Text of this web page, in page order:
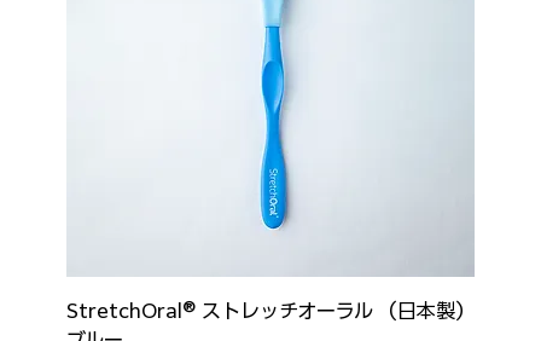
StretchOral® ストレッチオーラル （日本製）